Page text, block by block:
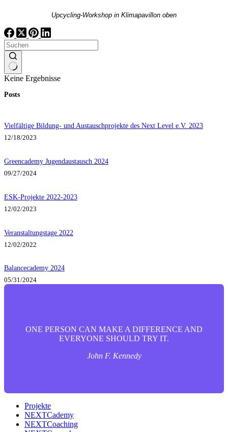
Upcycling-Workshop in Klimapavillon oben
Keine Ergebnisse
Posts
Vielfältige Bildung- und Austauschprojekte des Next Level e.V. 2023
12/18/2023
Greencademy Jugendaustausch 2024
09/27/2024
ESK-Projekte 2022-2023
12/02/2023
Veranstaltungstage 2022
12/02/2022
Balancecademy 2024
05/31/2024
ONE PERSON CAN MAKE A DIFFERENCE AND
EVERYONE SHOULD TRY IT.
John F. Kennedy
Projekte
NEXTCademy
NEXTCoaching